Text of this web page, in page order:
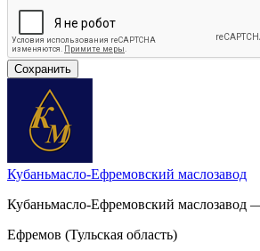
Кубаньмасло-Ефремовский маслозавод
Кубаньмасло-Ефремовский маслозавод
Ефремов (Тульская область)